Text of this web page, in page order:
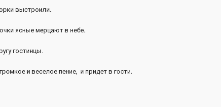
выстроили.
ясные мерцают в небе.
гостинцы.
и веселое пение, и придет в гости.